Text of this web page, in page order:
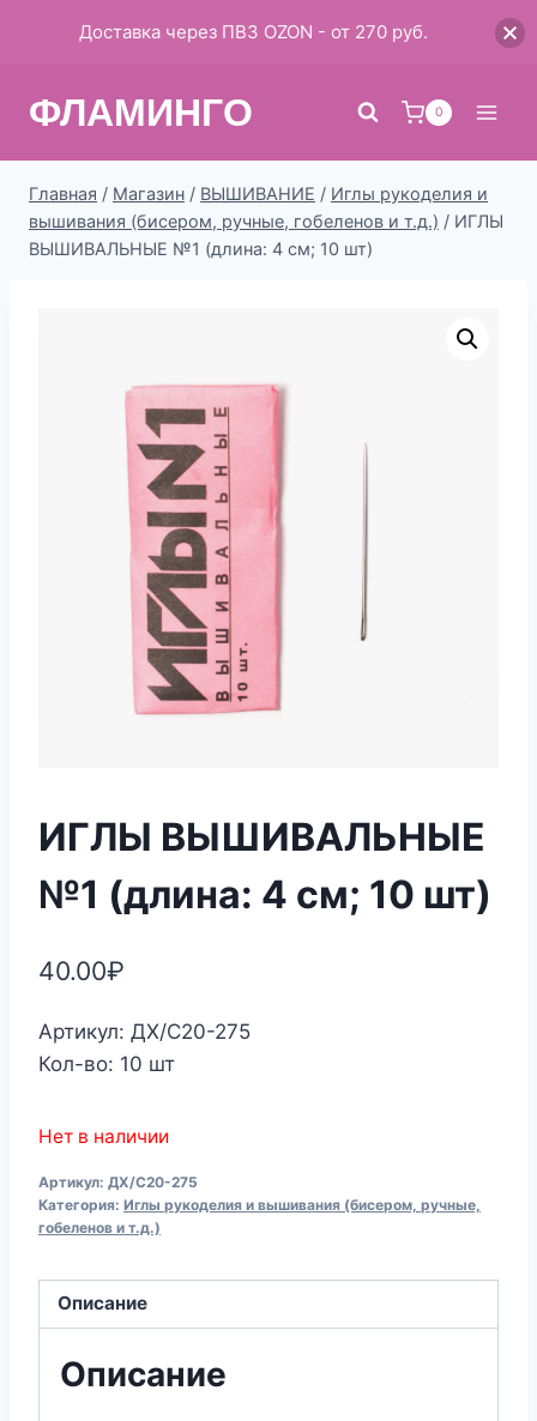
ФЛАМИНГО 0
Главная / Магазин / ВЫШИВАНИЕ / Иглы рукоделия и
вышивания (бисером, ручные, гобеленов и т.д.) / ИГЛЫ
ВЫШИВАЛЬНЫЕ №1 (длина: 4 см; 10 шт)
ИГЛЫ ВЫШИВАЛЬНЫЕ
№1 (длина: 4 см; 10 шт)
40.00₽
Артикул: ДХ/С20-275
Кол-во: 10 шт
Нет в наличии
Артикул: ДХ/С20-275
Категория: Иглы рукоделия и вышивания (бисером, ручные,
гобеленов и т.д.)
Описание
Описание
Доставка через ПВЗ OZON - от 270 руб.